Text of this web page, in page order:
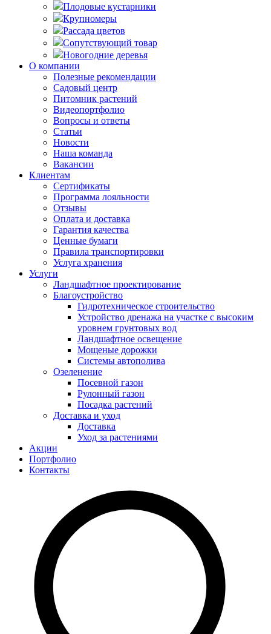
Плодовые кустарники
Крупномеры
Рассада цветов
Сопутствующий товар
Новогодние деревья
О компании
Полезные рекомендации
Садовый центр
Питомник растений
Видеопортфолио
Вопросы и ответы
Статьи
Новости
Наша команда
Вакансии
Клиентам
Сертификаты
Программа лояльности
Отзывы
Оплата и доставка
Гарантия качества
Ценные бумаги
Правила транспортировки
Услуга хранения
Услуги
Ландшафтное проектирование
Благоустройство
Гидротехническое строительство
Устройство дренажа на участке с высоким
уровнем грунтовых вод
Ландшафтное освещение
Мощеные дорожки
Системы автополива
Озеленение
Посевной газон
Рулонный газон
Посадка растений
Доставка и уход
Доставка
Уход за растениями
Акции
Портфолио
Контакты